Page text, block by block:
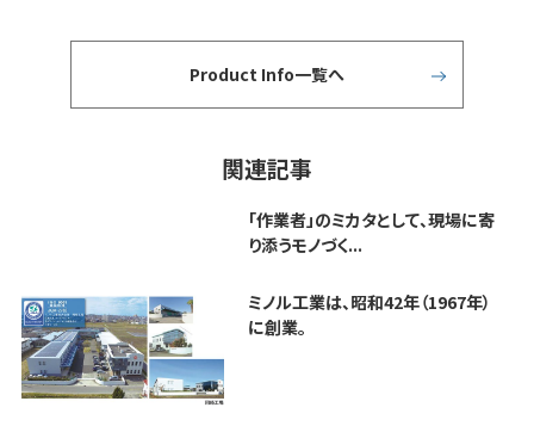
Product Info一覧へ
関連記事
「作業者」のミカタとして、現場に寄
り添うモノづく...
ミノル工業は、昭和42年（1967年）
に創業。